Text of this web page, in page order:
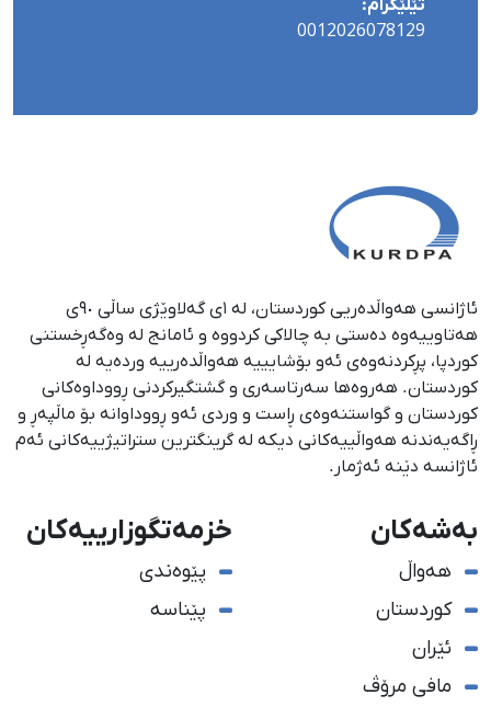
تێلێگرام:
0012026078129
ئاژانسی هەواڵدەریی کوردستان، لە ١ی گەلاوێژی ساڵی ٩٠ی
هەتاوییەوە دەستی بە چالاکی کردووە و ئامانج لە وەگەڕخستنی
كوردپا، پڕكردنەوەی ئەو بۆشایییە هەواڵدەرییە وردەیە لە
كوردستان. هەروەها سەرتاسەری و گشتگیركردنی ڕووداوەكانی
كوردستان و گواستنەوەی ڕاست و وردی ئەو ڕووداوانە بۆ ماڵپەڕ و
ڕاگەیەندنە هەواڵییەكانی دیكە لە گرینگترین ستراتیژییەكانی ئەم
ئاژانسە دێنە ئەژمار.
بەشەکان
هەواڵ
کوردستان
ئێران
مافی مرۆڤ
خزمەتگوزارییەکان
پێوەندی
پێناسە